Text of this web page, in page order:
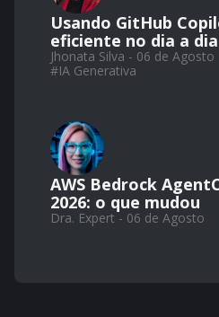
Usando GitHub
eficiente no dia a
Jhonata Silva - 06 de Agosto
#IA Generativa
AWS Bedrock
2026: o que mudou
Dra. Expert - 06 de Agosto